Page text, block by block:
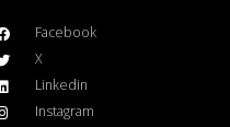
Facebook
X
Linkedin
Instagram